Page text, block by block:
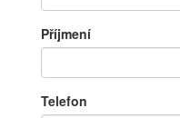
Příjmení
Telefon